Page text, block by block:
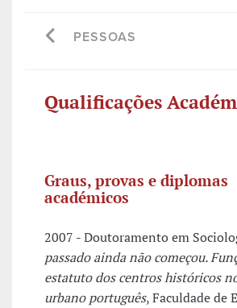
PESSOAS
Qualificações
Graus, provas e diplomas
académicos
2007 - Doutoramento em
passado ainda não começou.
estatuto dos centros históricos
urbano português, Faculdade de